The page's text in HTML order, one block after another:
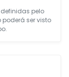
pelo
poderá ser visto